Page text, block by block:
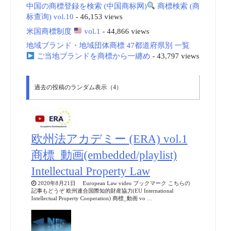
中国の商標登録を検索 (中国商标网)
商標検索 (商
标查询) vol.10 - 46,153 views
米国商標制度
vol.1 - 44,866 views
地域ブランド・地域団体商標 47都道府県別 一覧
ご当地ブランドを商標から一纏め - 43,797 views
過去の投稿のランダム表示（4）
欧州法アカデミー (ERA) vol.1
商標_動画(embedded/playlist)
Intellectual Property Law
2020年8月21日 European Law video ブックマーク こちらの
記事もどうぞ 欧州連合国際知的財産協力(EU International
Intellectual Property Cooperation) 商標_動画 vo …